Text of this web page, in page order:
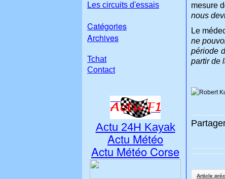
mesure
nous
Le
ne
période
partir de
Article
Les circuits d'essais
Catégories
Archives
Tchat
Contact
Actu 24H Kayak
Actu Météo
Actu Météo Corse